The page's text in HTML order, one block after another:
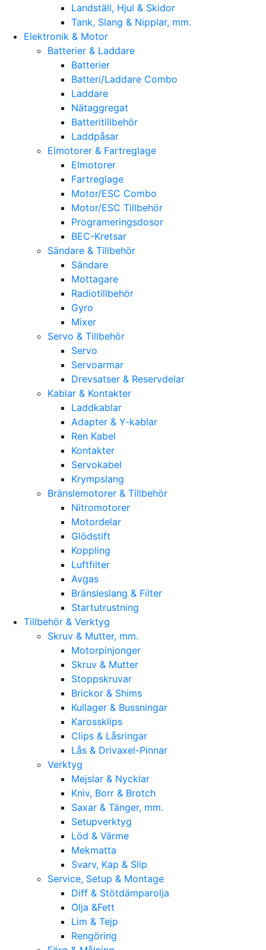
Landställ, Hjul & Skidor
Tank, Slang & Nipplar, mm.
Elektronik & Motor
Batterier & Laddare
Batterier
Batteri/Laddare Combo
Laddare
Nätaggregat
Batteritillbehör
Laddpåsar
Elmotorer & Fartreglage
Elmotorer
Fartreglage
Motor/ESC Combo
Motor/ESC Tillbehör
Programeringsdosor
BEC-Kretsar
Sändare & Tillbehör
Sändare
Mottagare
Radiotillbehör
Gyro
Mixer
Servo & Tillbehör
Servo
Servoarmar
Drevsatser & Reservdelar
Kablar & Kontakter
Laddkablar
Adapter & Y-kablar
Ren Kabel
Kontakter
Servokabel
Krympslang
Bränslemotorer & Tillbehör
Nitromotorer
Motordelar
Glödstift
Koppling
Luftfilter
Avgas
Bränsleslang & Filter
Startutrustning
Tillbehör & Verktyg
Skruv & Mutter, mm.
Motorpinjonger
Skruv & Mutter
Stoppskruvar
Brickor & Shims
Kullager & Bussningar
Karossklips
Clips & Låsringar
Lås & Drivaxel-Pinnar
Verktyg
Mejslar & Nycklar
Kniv, Borr & Brotch
Saxar & Tänger, mm.
Setupverktyg
Löd & Värme
Mekmatta
Svarv, Kap & Slip
Service, Setup & Montage
Diff & Stötdämparolja
Olja &Fett
Lim & Tejp
Rengöring